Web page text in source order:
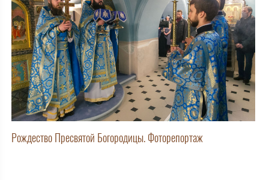
Рождество Пресвятой Богородицы. Фоторепортаж